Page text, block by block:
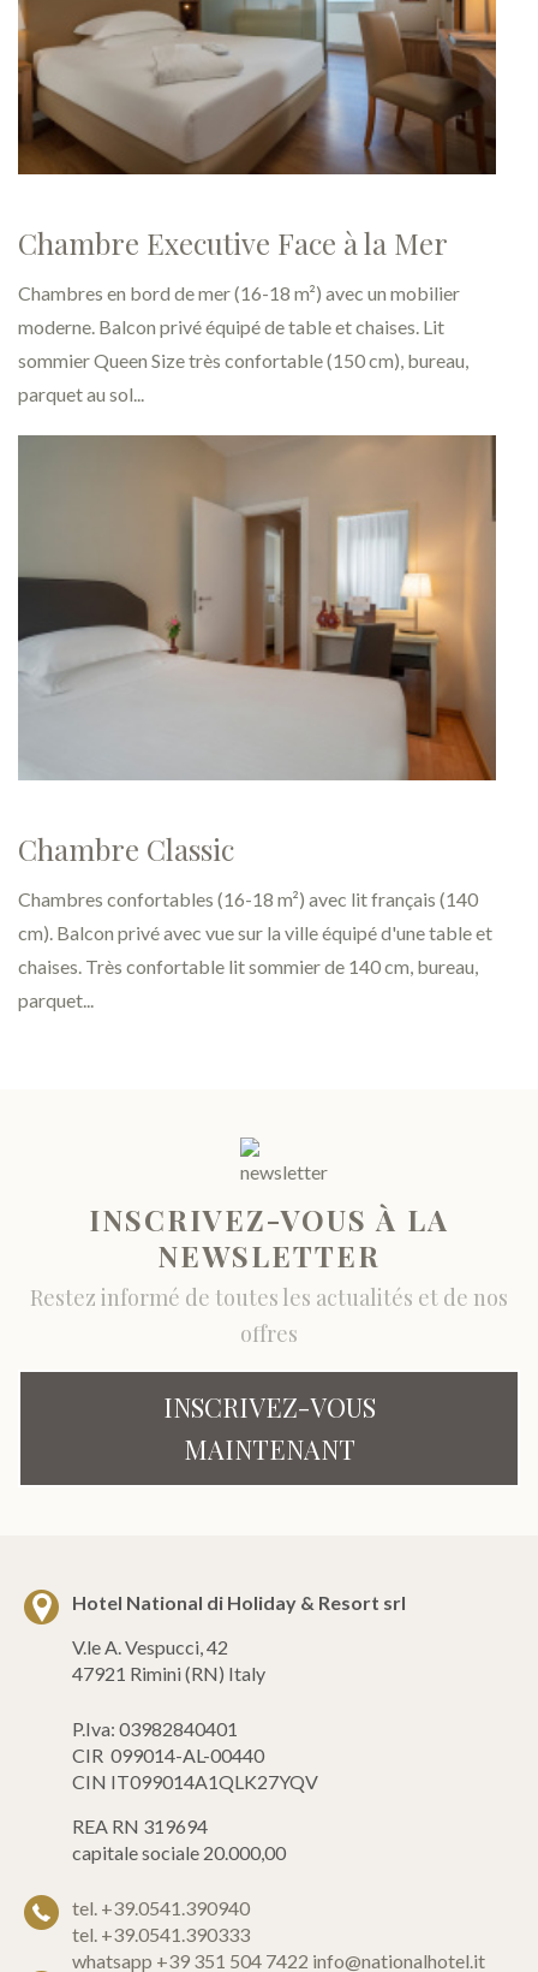
Chambre Executive Face à la Mer
Chambres en bord de mer (16-18 m²) avec un mobilier
moderne. Balcon privé équipé de table et chaises. Lit
sommier Queen Size très confortable (150 cm), bureau,
parquet au sol...
Chambre Classic
Chambres confortables (16-18 m²) avec lit français (140
cm). Balcon privé avec vue sur la ville équipé d'une table et
chaises. Très confortable lit sommier de 140 cm, bureau,
parquet...
INSCRIVEZ-VOUS À LA
NEWSLETTER
Restez informé de toutes les actualités et de nos
offres
INSCRIVEZ-VOUS
MAINTENANT
Hotel National di Holiday & Resort srl
V.le A. Vespucci, 42
47921 Rimini (RN) Italy
P.Iva: 03982840401
CIR 099014-AL-00440
CIN IT099014A1QLK27YQV
REA RN 319694
capitale sociale 20.000,00
tel. +39.0541.390940
tel. +39.0541.390333
whatsapp +39 351 504 7422 info@nationalhotel.it